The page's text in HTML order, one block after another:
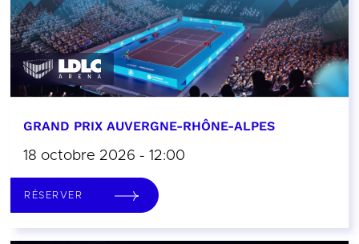
GRAND PRIX AUVERGNE-RHÔNE-ALPES
18 octobre 2026 - 12:00
RÉSERVER